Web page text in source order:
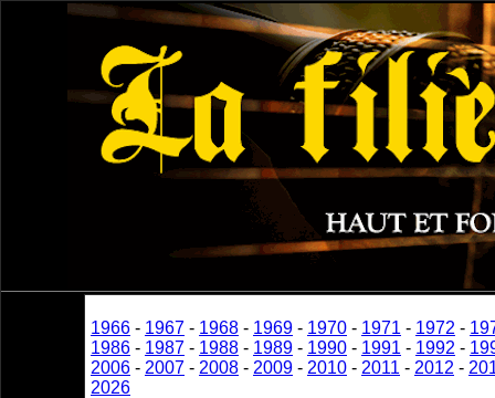
1966 - 1967 - 1968 - 1969 - 1970 - 1971 - 1972 -
1986 - 1987 - 1988 - 1989 - 1990 - 1991 - 1992 -
2006 - 2007 - 2008 - 2009 - 2010 - 2011 - 2012 -
2026